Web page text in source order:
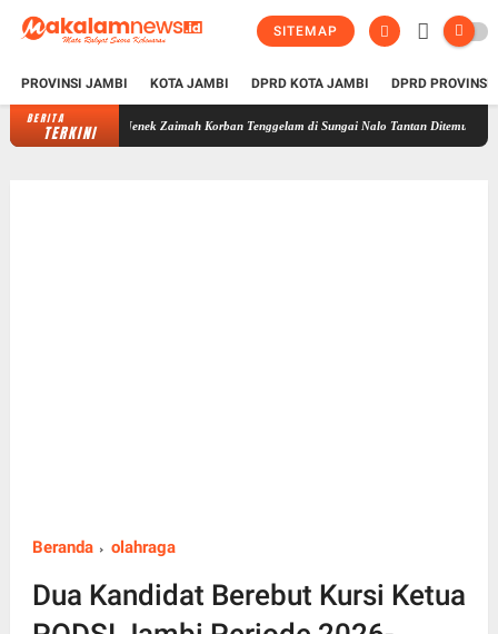
SITEMAP
PROVINSI JAMBI KOTA JAMBI DPRD KOTA JAMBI DPRD
BERITA
TERKINI
Nenek Zaimah Korban Tenggelam di Sungai Nalo Tantan Ditemukan Meninggal
Beranda olahraga
Dua Kandidat Berebut Kursi Ketua